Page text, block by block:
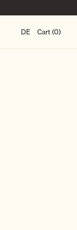
DE Cart (0)